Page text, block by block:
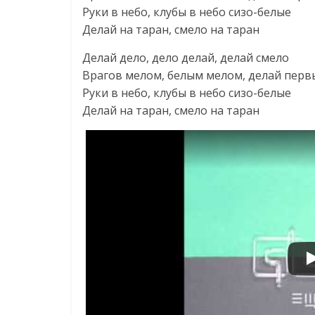
Руки в небо, клубы в небо сизо-белые
Делай на таран, смело на таран
Делай дело, дело делай, делай смело
Врагов мелом, белым мелом, делай
Руки в небо, клубы в небо сизо-белые
Делай на таран, смело на таран